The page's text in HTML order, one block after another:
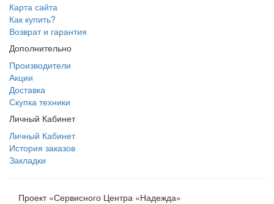
Карта сайта
Как купить?
Возврат и гарантия
Дополнительно
Производители
Акции
Доставка
Скупка техники
Личный Кабинет
Личный Кабинет
История заказов
Закладки
Проект «Сервисного Центра «Надежда»